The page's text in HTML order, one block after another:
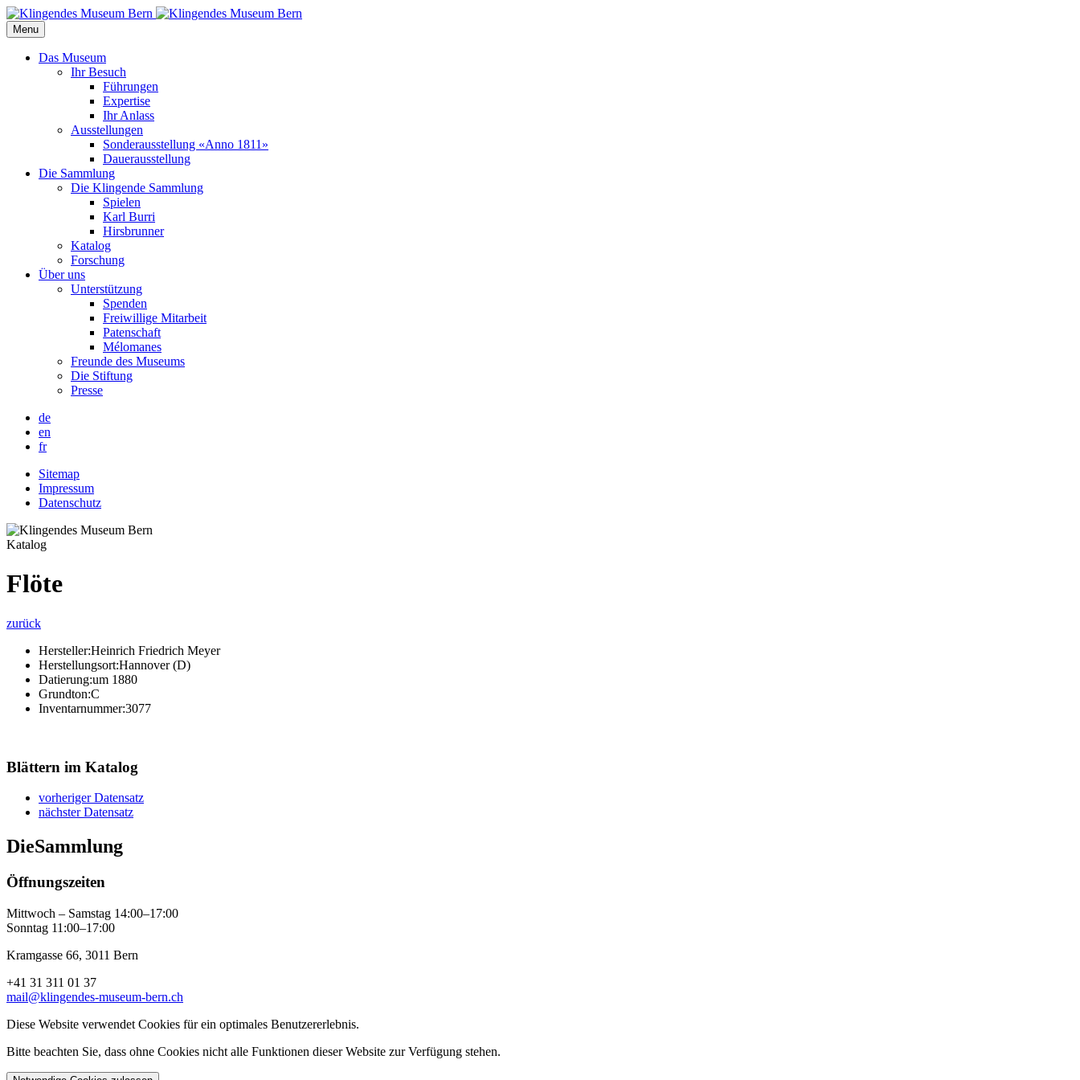
Menu
Das Museum
Ihr Besuch
Führungen
Expertise
Ihr Anlass
Ausstellungen
Sonderausstellung «Anno 1811»
Dauerausstellung
Die Sammlung
Die Klingende Sammlung
Spielen
Karl Burri
Hirsbrunner
Katalog
Forschung
Über uns
Unterstützung
Spenden
Freiwillige Mitarbeit
Patenschaft
Mélomanes
Freunde des Museums
Die Stiftung
Presse
de
en
fr
Sitemap
Impressum
Datenschutz
Katalog
Flöte
zurück
Hersteller:Heinrich Friedrich Meyer
Herstellungsort:Hannover (D)
Datierung:um 1880
Grundton:C
Inventarnummer:3077
Blättern im Katalog
vorheriger Datensatz
nächster Datensatz
DieSammlung
Öffnungszeiten
Mittwoch – Samstag 14:00–17:00
Sonntag 11:00–17:00
Kramgasse 66, 3011 Bern
+41 31 311 01 37
mail@klingendes-museum-bern.ch
Diese Website verwendet Cookies für ein optimales Benutzererlebnis.
Bitte beachten Sie, dass ohne Cookies nicht alle Funktionen dieser Website zur Verfügung stehen.